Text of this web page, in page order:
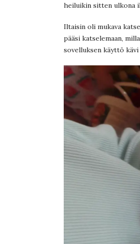
heiluikin sitten ulkona
Iltaisin oli mukava
pääsi katselemaan,
sovelluksen käyttö